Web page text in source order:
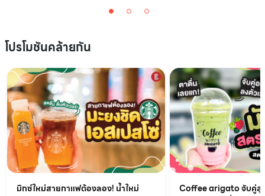
โปรโมชันคล้ายกัน
มิกซ์ใหม่สายกาแฟต้องลอง! น้ำใหม่
Coffee arigato จับคู่สุ